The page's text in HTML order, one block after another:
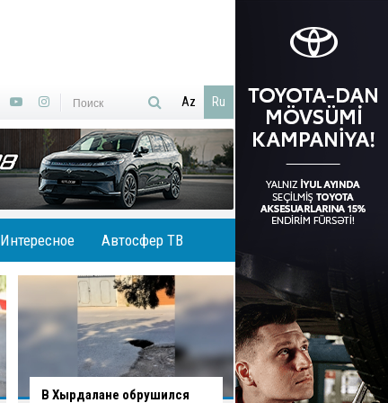
Az Ru
Интересное Автосфер ТВ
В Гаджигабуле грузовик
В Баку водитель